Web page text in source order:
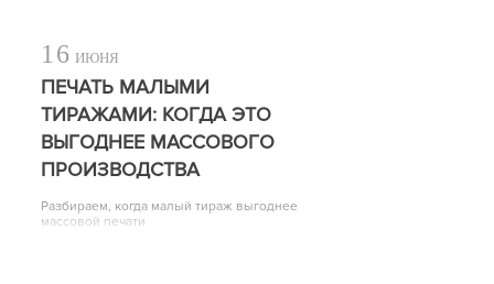
16 ИЮНЯ
ПЕЧАТЬ МАЛЫМИ
ТИРАЖАМИ: КОГДА ЭТО
ВЫГОДНЕЕ МАССОВОГО
ПРОИЗВОДСТВА
Разбираем, когда малый тираж выгоднее
массовой печати